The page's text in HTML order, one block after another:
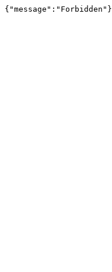
{"message":"Forbidden"}